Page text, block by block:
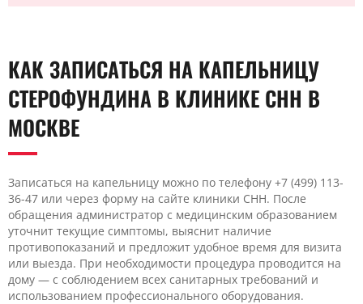
КАК ЗАПИСАТЬСЯ НА КАПЕЛЬНИЦУ
СТЕРОФУНДИНА В КЛИНИКЕ CHH В
МОСКВЕ
Записаться на капельницу можно по телефону +7 (499) 113-
36-47 или через форму на сайте клиники CHH. После
обращения администратор с медицинским образованием
уточнит текущие симптомы, выяснит наличие
противопоказаний и предложит удобное время для визита
или выезда. При необходимости процедура проводится на
дому — с соблюдением всех санитарных требований и
использованием профессионального оборудования.